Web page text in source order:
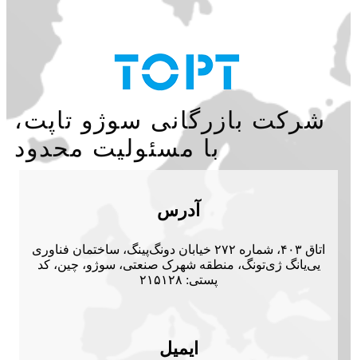
شرکت بازرگانی سوژو تاپت،
با مسئولیت محدود
آدرس
اتاق ۴۰۳، شماره ۲۷۲ خیابان دونگ‌پینگ، ساختمان فناوری
یی‌یانگ ژی‌تونگ، منطقه شهرک صنعتی، سوژو، چین، کد
پستی: ۲۱۵۱۲۸
ایمیل